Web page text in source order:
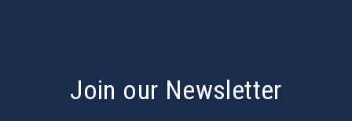
Join our Newsletter